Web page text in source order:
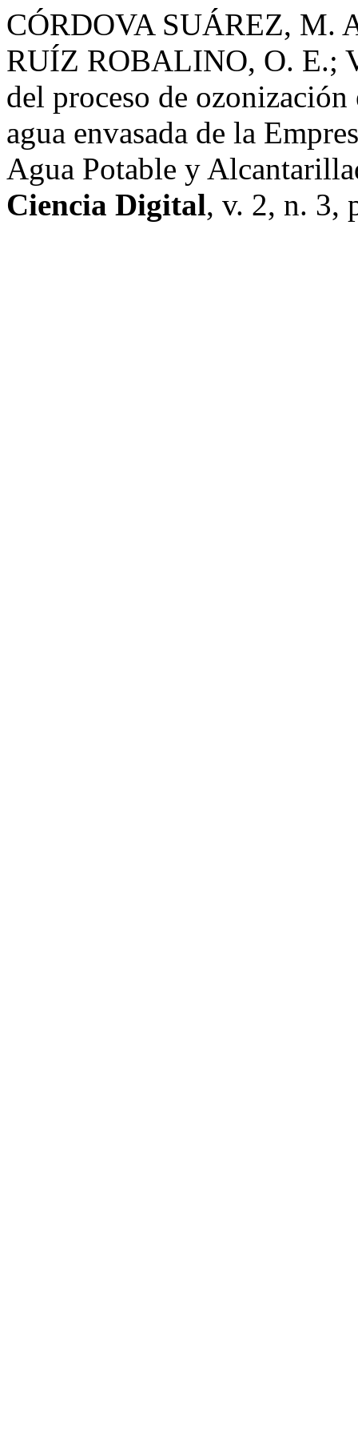
CÓRDOVA SUÁREZ, M.
RUÍZ ROBALINO, O. E.;
del proceso de
agua envasada de la
Agua Potable y
Ciencia Digital, v. 2, n. 3,